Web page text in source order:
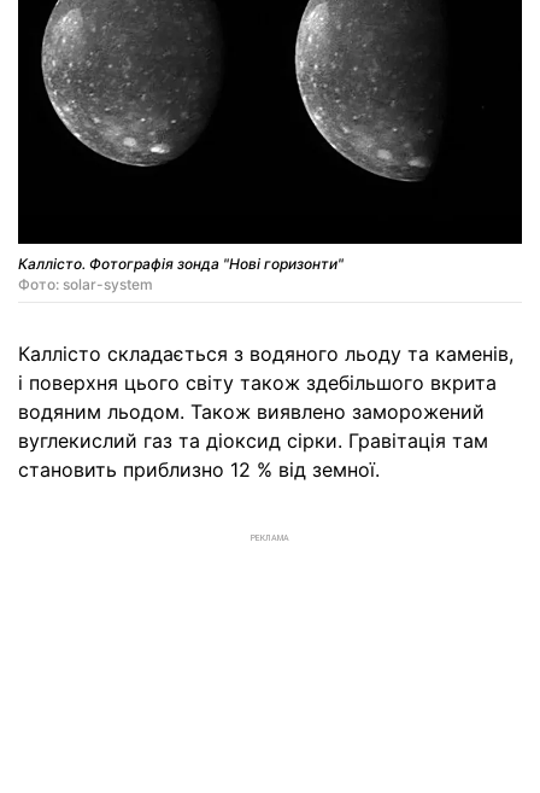
Каллісто. Фотографія зонда "Нові горизонти"
Фото: solar-system
Каллісто складається з водяного льоду та каменів,
і поверхня цього світу також здебільшого вкрита
водяним льодом. Також виявлено заморожений
вуглекислий газ та діоксид сірки. Гравітація там
становить приблизно 12 % від земної.
РЕКЛАМА